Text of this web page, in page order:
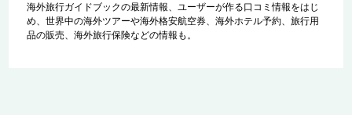
海外旅行ガイドブックの最新情報、ユーザーが作る口コミ情報をはじ
め、世界中の海外ツアーや海外格安航空券、海外ホテル予約、旅行用
品の販売、海外旅行保険などの情報も。